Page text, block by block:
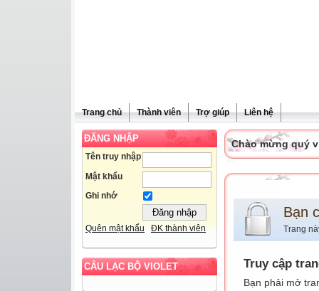
Trang chủ Thành viên Trợ giúp Liên hệ
ĐĂNG NHẬP
Tên truy nhập
Mật khẩu
Ghi nhớ
Quên mật khẩu ĐK thành viên
CÂU LẠC BỘ VIOLET
Chào mừng quý
Bạn
Trang
Truy cập
Bạn phải mở